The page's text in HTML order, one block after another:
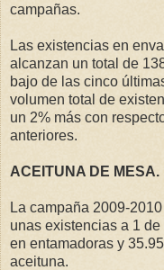
campañas.
Las existencias en
alcanzan un total de
bajo de las cinco
volumen total de
un 2% más con
anteriores.
ACEITUNA DE MESA.
La campaña 2009-
unas existencias a 1
en entamadoras y
aceituna.